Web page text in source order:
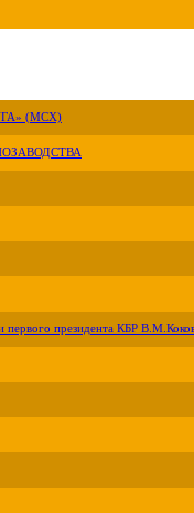
(МСХ)
первого президента КБР